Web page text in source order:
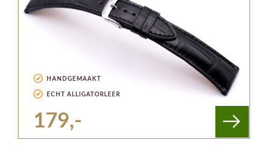
HANDGEMAAKT
ECHT ALLIGATORLEER
179,-